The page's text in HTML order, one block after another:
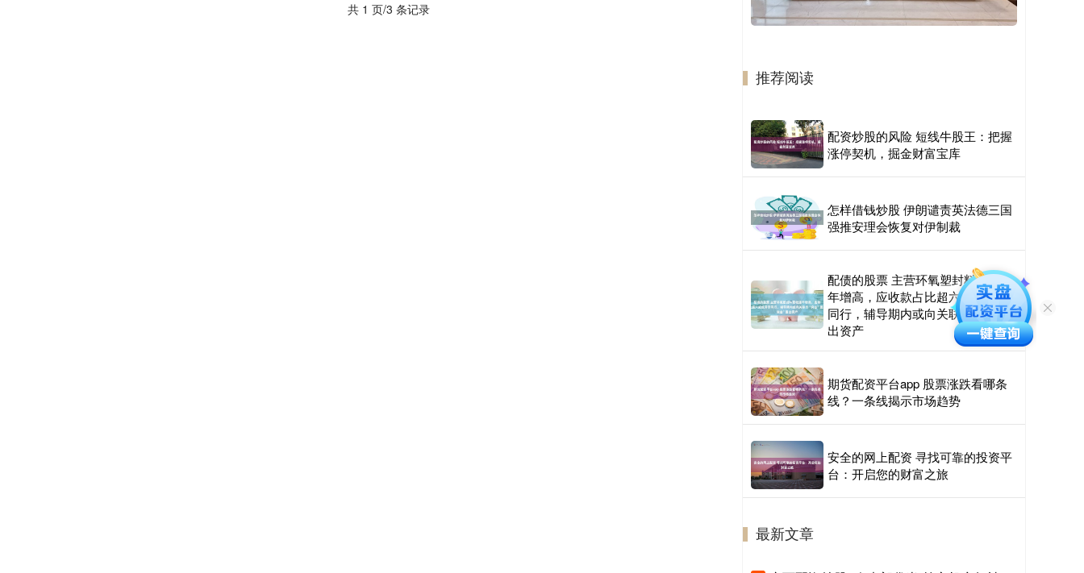
共 1 页/3 条记录
推荐阅读
配资炒股的风险 短线牛股王：把握
涨停契机，掘金财富宝库
怎样借钱炒股 伊朗谴责英法德三国
强推安理会恢复对伊制裁
配债的股票 主营环氧塑封料营收逐
年增高，应收款占比超六成或异于
同行，辅导期内或向关联方“突击”置
出资产
期货配资平台app 股票涨跌看哪条
线？一条线揭示市场趋势
安全的网上配资 寻找可靠的投资平
台：开启您的财富之旅
最新文章